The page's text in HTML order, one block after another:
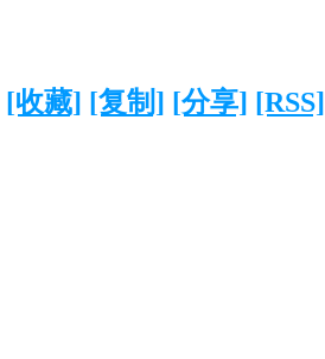
[收藏] [复制] [分享] [RSS]